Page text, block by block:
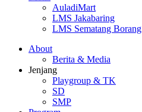
AuladiMart
LMS Jakabaring
LMS Sematang Borang
About
Berita & Media
Jenjang
Playgroup & TK
SD
SMP